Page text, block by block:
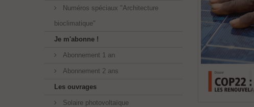
Numéros spéciaux "Architecture
bioclimatique"
Je m'abonne !
Abonnement 1 an
Abonnement 2 ans
Les ouvrages
Solaire photovoltaïque